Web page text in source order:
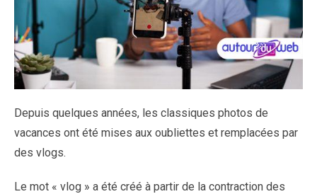
Depuis quelques années, les classiques photos de
vacances ont été mises aux oubliettes et remplacées par
des vlogs.
Le mot « vlog » a été créé à partir de la contraction des